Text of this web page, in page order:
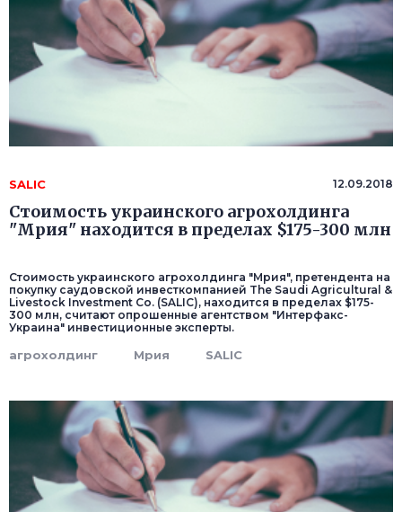
SALIC 12.09.2018
Стоимость украинского агрохолдинга
"Мрия" находится в пределах $175-300 млн
Стоимость украинского агрохолдинга "Мрия", претендента на
покупку саудовской инвесткомпанией The Saudi Agricultural &
Livestock Investment Co. (SALIC), находится в пределах $175-
300 млн, считают опрошенные агентством "Интерфакс-
Украина" инвестиционные эксперты.
агрохолдинг Мрия SALIC